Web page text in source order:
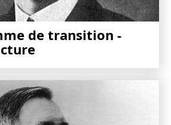
de transition -